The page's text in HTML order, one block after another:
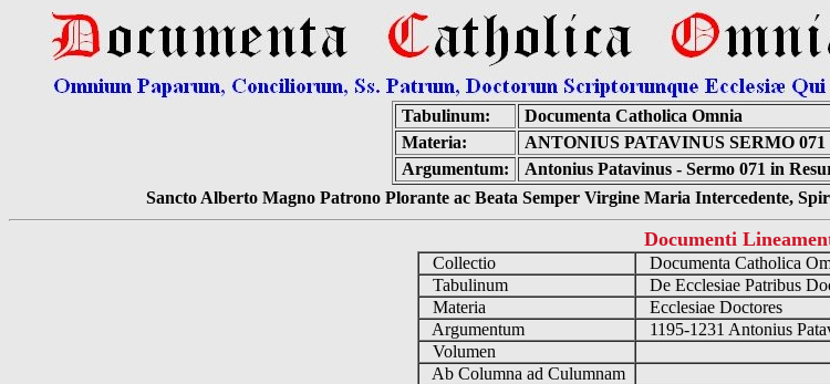
Tabulinum:
Documenta Catholica Omnia
Materia:
ANTONIUS PATAVINUS SERMO
Argumentum:
Antonius Patavinus - Sermo 071 in
Sancto Alberto Magno Patrono Plorante ac Beata Semper Virgine Maria Intercedente,
Documenti
Collectio
Documenta Catholica
Tabulinum
De Ecclesiae Patribus
Materia
Ecclesiae Doctores
Argumentum
1195-1231 Antonius
Volumen
Ab Columna ad Culumnam